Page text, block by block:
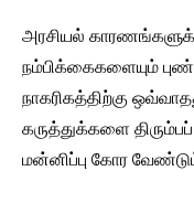
அரசியல்
நம்பிக்கைகளையும்
நாகரிகத்திற்கு
கருத்துக்களை
மன்னிப்பு கோர